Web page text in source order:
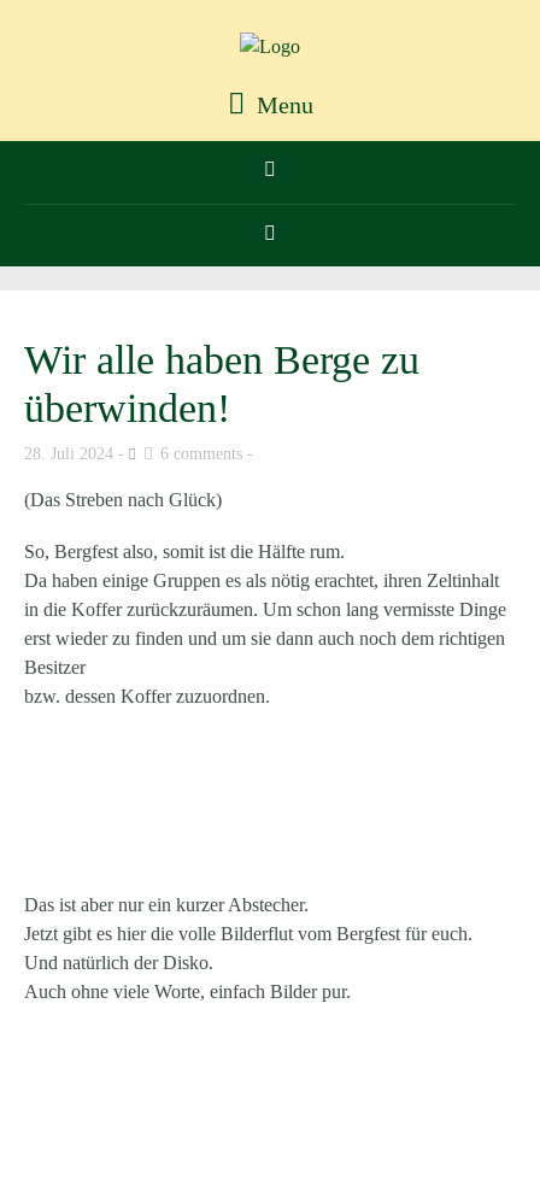
Menu
Wir alle haben Berge zu
überwinden!
28. Juli 2024 6 comments
(Das Streben nach Glück)
So, Bergfest also, somit ist die Hälfte rum.
Da haben einige Gruppen es als nötig erachtet, ihren Zeltinhalt
in die Koffer zurückzuräumen. Um schon lang vermisste Dinge
erst wieder zu finden und um sie dann auch noch dem richtigen
Besitzer
bzw. dessen Koffer zuzuordnen.
Das ist aber nur ein kurzer Abstecher.
Jetzt gibt es hier die volle Bilderflut vom Bergfest für euch.
Und natürlich der Disko.
Auch ohne viele Worte, einfach Bilder pur.